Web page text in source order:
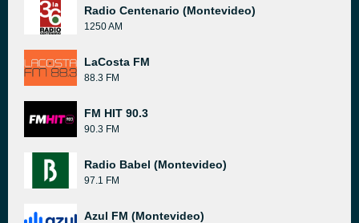
Radio Centenario (Montevideo)
1250 AM
LaCosta FM
88.3 FM
FM HIT 90.3
90.3 FM
Radio Babel (Montevideo)
97.1 FM
Azul FM (Montevideo)